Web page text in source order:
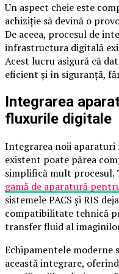
Un aspect cheie este
achiziție să devină o
De aceea, procesul de
infrastructura digitală
Acest lucru asigură că
eficient și în siguranță,
Integrarea
fluxurile digitale
Integrarea noii
existent poate părea
simplifică mult procesul.
gamă de aparatură
sistemele PACS și RIS
compatibilitate tehnică
transfer fluid al
Echipamentele
această integrare,